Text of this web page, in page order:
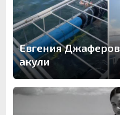
Евгения
акули